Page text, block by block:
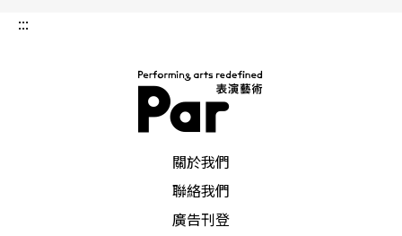
:::
關於我們
聯絡我們
廣告刊登